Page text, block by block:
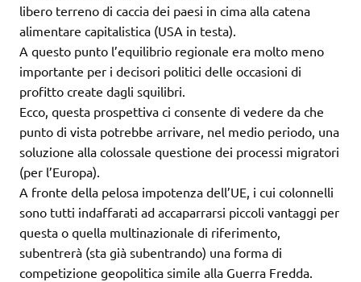
libero terreno di caccia dei paesi in cima alla catena
alimentare capitalistica (USA in testa).
A questo punto l’equilibrio regionale era molto meno
importante per i decisori politici delle occasioni di
profitto create dagli squilibri.
Ecco, questa prospettiva ci consente di vedere da che
punto di vista potrebbe arrivare, nel medio periodo, una
soluzione alla colossale questione dei processi migratori
(per l’Europa).
A fronte della pelosa impotenza dell’UE, i cui colonnelli
sono tutti indaffarati ad accaparrarsi piccoli vantaggi per
questa o quella multinazionale di riferimento,
subentrerà (sta già subentrando) una forma di
competizione geopolitica simile alla Guerra Fredda.